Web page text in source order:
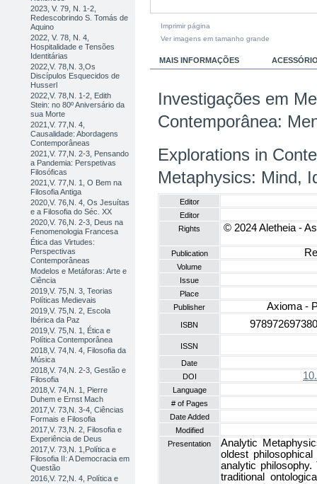
2023, V. 79, N. 1-2,
Redescobrindo S. Tomás de
Aquino
2022, V. 78, N. 4,
Hospitalidade e Tensões
Identitárias
2022,V. 78,N. 3,Os
Discípulos Esquecidos de
Husserl
2022,V. 78,N. 1-2, Edith
Stein: no 80º Aniversário da
sua Morte
2021,V. 77,N. 4,
Causalidade: Abordagens
Contemporâneas
2021,V. 77,N. 2-3, Pensando
a Pandemia: Perspetivas
Filosóficas
2021,V. 77,N. 1, O Bem na
Filosofia Antiga
2020,V. 76,N. 4, Os Jesuítas
e a Filosofia do Séc. XX
2020,V. 76,N. 2-3, Deus na
Fenomenologia Francesa
Ética das Virtudes:
Perspectivas
Contemporâneas
Modelos e Metáforas: Arte e
Ciência
2019,V. 75,N. 3, Teorias
Políticas Medievais
2019,V. 75,N. 2, Escola
Ibérica da Paz
2019,V. 75,N. 1, Ética e
Política Contemporânea
2018,V. 74,N. 4, Filosofia da
Música
2018,V. 74,N. 2-3, Gestão e
Filosofia
2018,V. 74,N. 1, Pierre
Duhem e Ernst Mach
2017,V. 73,N. 3-4, Ciências
Formais e Filosofia
2017,V. 73,N. 2, Filosofia e
Experiência de Deus
2017,V. 73,N. 1,Política e
Filosofia II: A Democracia em
Questão
2016,V. 72,N. 4, Política e
Imprimir página
Ver imagens em tamanho grande
MAIS INFORMAÇÕES
Investigações em
Contemporânea:
Explorations in
Metaphysics: Mind,
Editor
Editor
Rights
© 2024 Aletheia -
Publication
Volume
Issue
Place
Publisher
Axioma -
ISBN
ISSN
Date
DOI
Language
# of Pages
Date Added
Modified
Presentation
Analytic
oldest
analytic
traditional